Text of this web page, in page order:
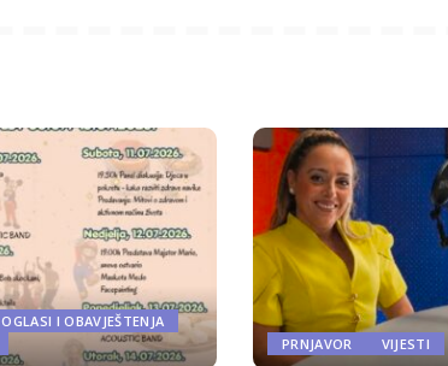
OGLASI I OBAVJEŠTENJA
PRNJAVOR VIJESTI